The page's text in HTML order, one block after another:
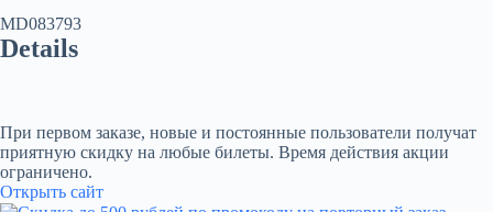
MD083793
Details
При первом заказе, новые и постоянные пользователи получат
приятную скидку на любые билеты. Время действия акции
ограничено.
Открыть сайт